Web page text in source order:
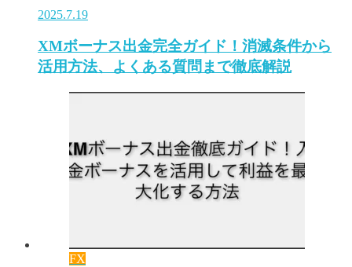
2025.7.19
XMボーナス出金完全ガイド！消滅条件から
活用方法、よくある質問まで徹底解説
FX